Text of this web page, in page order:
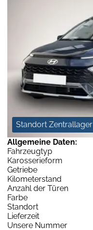
Standort Zentrallager
Allgemeine Daten:
Fahrzeugtyp
Karosserieform
Getriebe
Kilometerstand
Anzahl der Türen
Farbe
Standort
Lieferzeit
Unsere Nummer